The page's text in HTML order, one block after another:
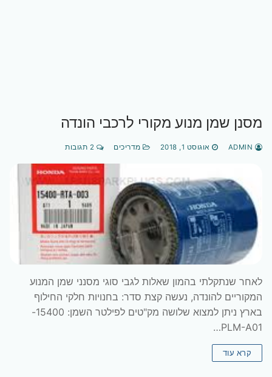
מסנן שמן מנוע מקורי לרכבי הונדה
אוגוסט 1, 2018 מדריכים
לאחר שנתקלתי בהמון שאלות לגבי סוגי מסנני שמן המנוע
המקוריים להונדה, נעשה קצת סדר: בחנויות חלקי החילוף
בארץ ניתן למצוא שלושה מק"טים לפילטר השמן: 15400-
PLM-A01…
קרא עוד